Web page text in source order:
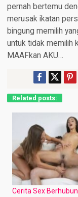
pernah bertemu
merusak ikatan
bingung memilih
untuk tidak memilih
MAAFkan AKU…
Related posts:
Cerita Sex